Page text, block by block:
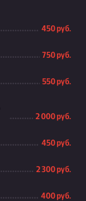
450 руб.
750 руб.
550 руб.
2 000 руб.
450 руб.
2 300 руб.
400 руб.